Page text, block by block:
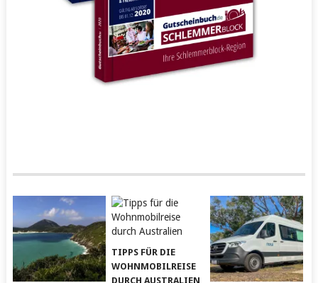
TIPPS FÜR DIE
WOHNMOBILREISE
DURCH AUSTRALIEN